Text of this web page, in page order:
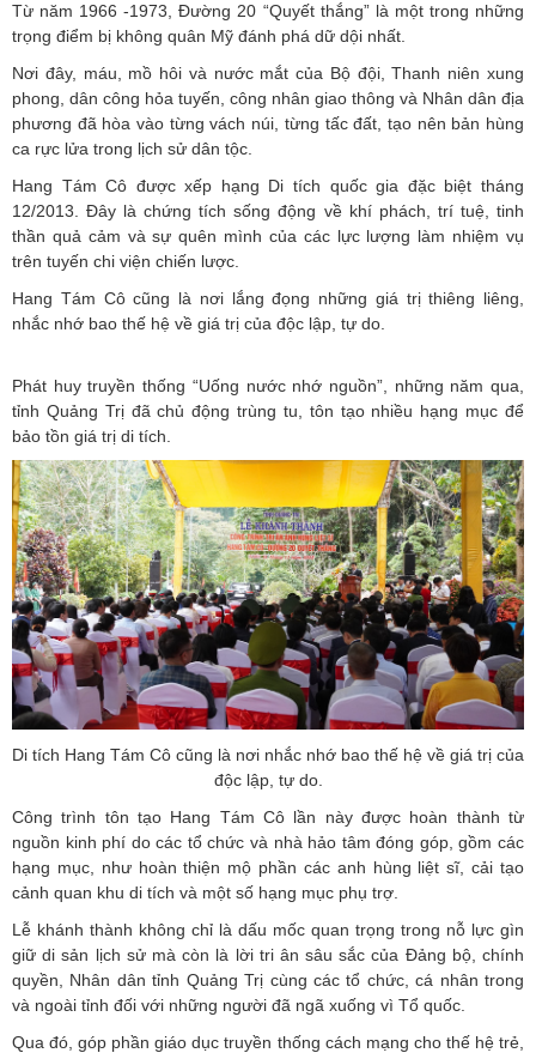
Từ năm 1966 -1973, Đường 20 “Quyết thắng” là một trong những
trọng điểm bị không quân Mỹ đánh phá dữ dội nhất.
Nơi đây, máu, mồ hôi và nước mắt của Bộ đội, Thanh niên xung
phong, dân công hỏa tuyến, công nhân giao thông và Nhân dân địa
phương đã hòa vào từng vách núi, từng tấc đất, tạo nên bản hùng
ca rực lửa trong lịch sử dân tộc.
Hang Tám Cô được xếp hạng Di tích quốc gia đặc biệt tháng
12/2013. Đây là chứng tích sống động về khí phách, trí tuệ, tinh
thần quả cảm và sự quên mình của các lực lượng làm nhiệm vụ
trên tuyến chi viện chiến lược.
Hang Tám Cô cũng là nơi lắng đọng những giá trị thiêng liêng,
nhắc nhớ bao thế hệ về giá trị của độc lập, tự do.
Phát huy truyền thống “Uống nước nhớ nguồn”, những năm qua,
tỉnh Quảng Trị đã chủ động trùng tu, tôn tạo nhiều hạng mục để
bảo tồn giá trị di tích.
Di tích Hang Tám Cô cũng là nơi nhắc nhớ bao thế hệ về giá trị của
độc lập, tự do.
Công trình tôn tạo Hang Tám Cô lần này được hoàn thành từ
nguồn kinh phí do các tổ chức và nhà hảo tâm đóng góp, gồm các
hạng mục, như hoàn thiện mộ phần các anh hùng liệt sĩ, cải tạo
cảnh quan khu di tích và một số hạng mục phụ trợ.
Lễ khánh thành không chỉ là dấu mốc quan trọng trong nỗ lực gìn
giữ di sản lịch sử mà còn là lời tri ân sâu sắc của Đảng bộ, chính
quyền, Nhân dân tỉnh Quảng Trị cùng các tổ chức, cá nhân trong
và ngoài tỉnh đối với những người đã ngã xuống vì Tổ quốc.
Qua đó, góp phần giáo dục truyền thống cách mạng cho thế hệ trẻ,